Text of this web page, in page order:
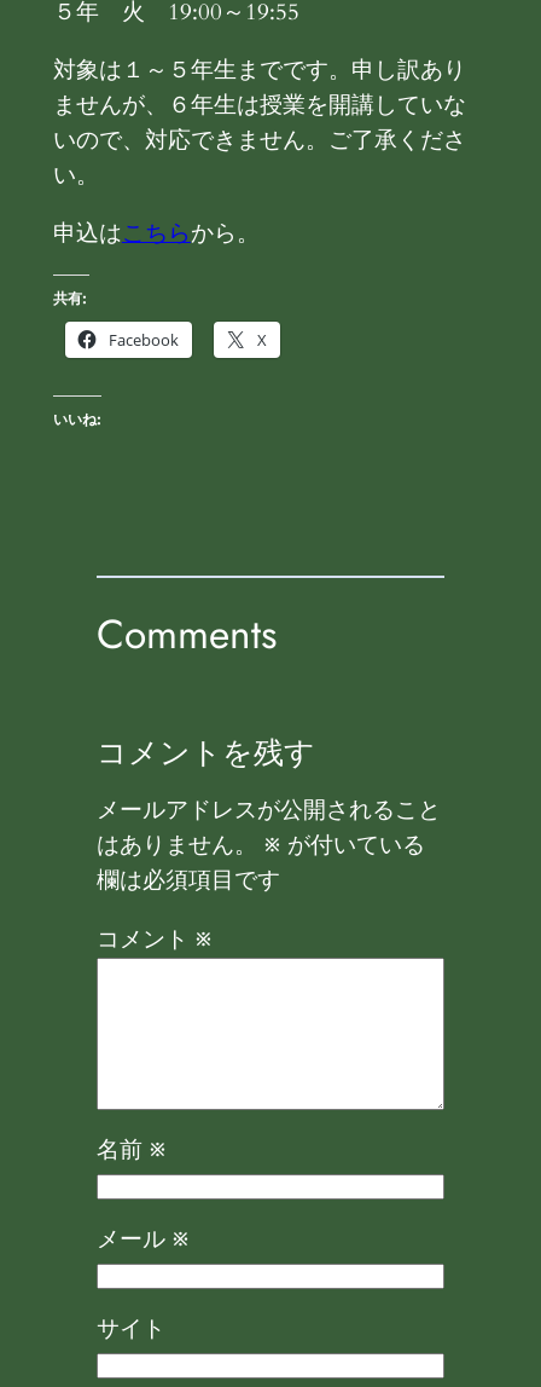
５年 火 19:00～19:55
対象は１～５年生までです。申し訳あり
ませんが、６年生は授業を開講していな
いので、対応できません。ご了承くださ
い。
申込はこちらから。
共有:
Facebook
X
いいね:
Comments
コメントを残す
メールアドレスが公開されること
はありません。
※ が付いている
欄は必須項目です
コメント ※
名前 ※
メール ※
サイト